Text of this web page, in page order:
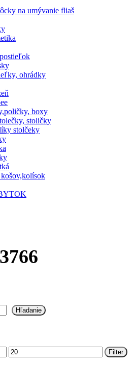
na umývanie fliaš
ohrádky
boxy
stoličky
stolčeky
Hľadanie
Maximálna
cena
Filter